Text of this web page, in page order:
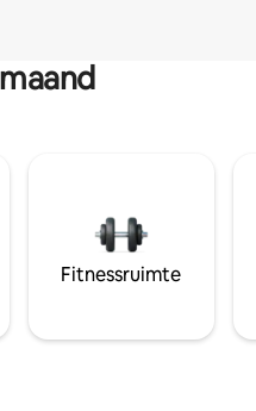
Fitnessruimte